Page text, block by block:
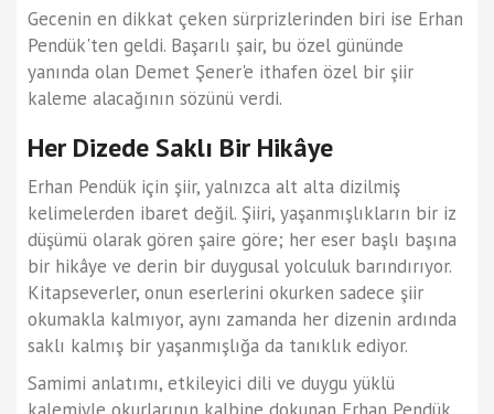
Gecenin en dikkat çeken sürprizlerinden biri ise Erhan
Pendük'ten geldi. Başarılı şair, bu özel gününde
yanında olan Demet Şener'e ithafen özel bir şiir
kaleme alacağının sözünü verdi.
Her Dizede Saklı Bir Hikâye
Erhan Pendük için şiir, yalnızca alt alta dizilmiş
kelimelerden ibaret değil. Şiiri, yaşanmışlıkların bir iz
düşümü olarak gören şaire göre; her eser başlı başına
bir hikâye ve derin bir duygusal yolculuk barındırıyor.
Kitapseverler, onun eserlerini okurken sadece şiir
okumakla kalmıyor, aynı zamanda her dizenin ardında
saklı kalmış bir yaşanmışlığa da tanıklık ediyor.
Samimi anlatımı, etkileyici dili ve duygu yüklü